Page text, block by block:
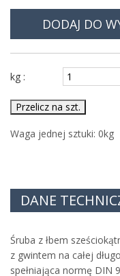
DODAJ DO
kg :
Przelicz na szt.
Waga jednej sztuki: 0kg
DANE
Śruba z łbem
z gwintem na całej
spełniająca normę DIN